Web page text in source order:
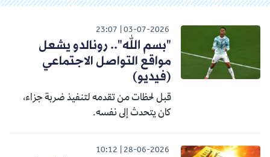
03-07-2026
23:07
"بسم الله".. رونالدو يشعل
مواقع التواصل الاجتماعي
(فيديو)
قبل لحظات من تقدمه لتنفيذ ضربة جزاء،
كان يتحدث إلى نفسه.
28-06-2026
10:12